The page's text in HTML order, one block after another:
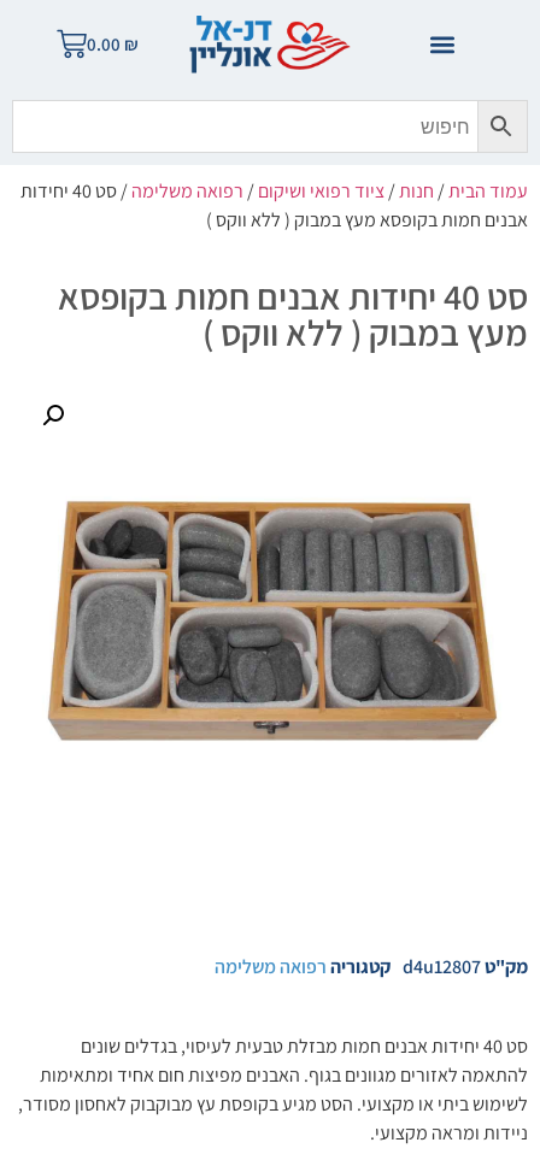
0.00 ₪
עמוד הבית/חנות/ציוד רפואי ושיקום/רפואה משלימה
/ סט 40 יחידות
אבנים חמות בקופסא מעץ במבוק ( ללא ווקס )
סט 40 יחידות אבנים חמות בקופסא
מעץ במבוק ( ללא ווקס )
מק"טd4u12807 קטגוריהרפואה משלימה
סט 40 יחידות אבנים חמות מבזלת טבעית לעיסוי, בגדלים שונים
להתאמה לאזורים מגוונים בגוף. האבנים מפיצות חום אחיד ומתאימות
לשימוש ביתי או מקצועי. הסט מגיע בקופסת עץ מבוקבוק לאחסון מסודר,
ניידות ומראה מקצועי.